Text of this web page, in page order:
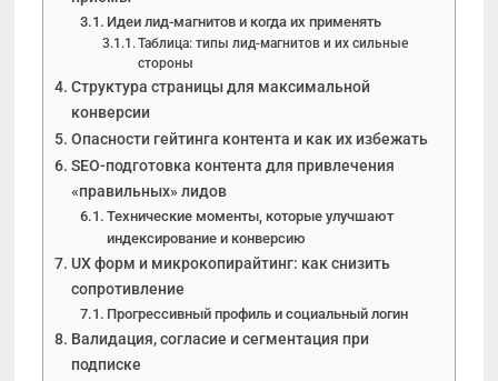
Идеи лид-магнитов и когда их применять
Таблица: типы лид-магнитов и их сильные
стороны
Структура страницы для максимальной
конверсии
Опасности гейтинга контента и как их избежать
SEO-подготовка контента для привлечения
«правильных» лидов
Технические моменты, которые улучшают
индексирование и конверсию
UX форм и микрокопирайтинг: как снизить
сопротивление
Прогрессивный профиль и социальный логин
Валидация, согласие и сегментация при
подписке